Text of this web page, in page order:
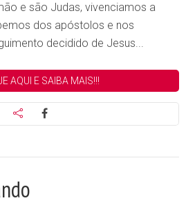
e são Judas, vivenciamos a
dos apóstolos e nos
decidido de Jesus...
AQUI E SAIBA MAIS!!!